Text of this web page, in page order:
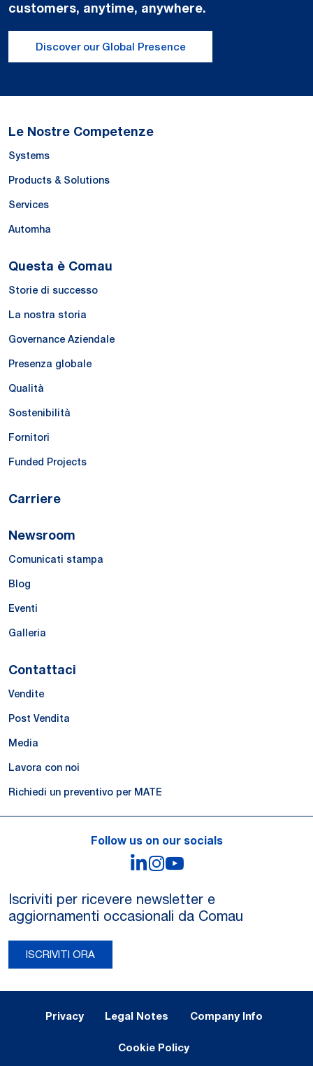
customers, anytime, anywhere.
Discover our Global Presence
Le Nostre Competenze
Systems
Products & Solutions
Services
Automha
Questa è Comau
Storie di successo
La nostra storia
Governance Aziendale
Presenza globale
Qualità
Sostenibilità
Fornitori
Funded Projects
Carriere
Newsroom
Comunicati stampa
Blog
Eventi
Galleria
Contattaci
Vendite
Post Vendita
Media
Lavora con noi
Richiedi un preventivo per MATE
Follow us on our socials
LinkedIn
Instagram
Iscriviti per ricevere newsletter e
aggiornamenti occasionali da Comau
ISCRIVITI ORA
Privacy Legal Notes Company Info
Cookie Policy